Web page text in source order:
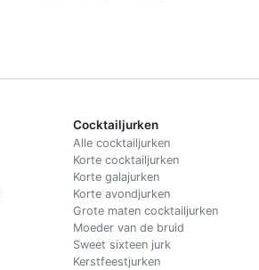
Cocktailjurken
Alle cocktailjurken
Korte cocktailjurken
Korte galajurken
Korte avondjurken
Grote maten cocktailjurken
Moeder van de bruid
Sweet sixteen jurk
Kerstfeestjurken